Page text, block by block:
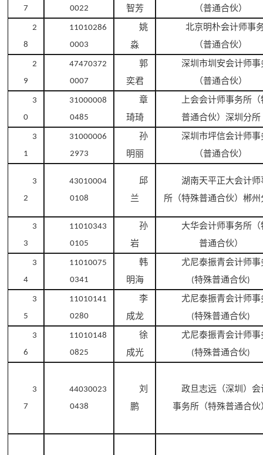
7
0022
智芳
（普通合伙）
2
8
11010286
0003
姚
淼
北京明朴会计师事
（普通合伙）
2
9
47470372
0007
郭
奕君
深圳市圳安会计师事
（普通合伙）
3
0
31000008
0485
章
琦琦
上会会计师事务所
普通合伙）深圳分所
3
1
31000006
2973
孙
明丽
深圳市坪信会计师事
（普通合伙）
3
2
43010004
0108
邱
兰
湖南天平正大会计师
所（特殊普通合伙）郴州
3
3
11010343
0105
孙
岩
大华会计师事务所（
普通合伙）
3
4
11010075
0341
韩
明海
尤尼泰振青会计师事
(特殊普通合伙)
3
5
11010141
0280
李
成龙
尤尼泰振青会计师事
(特殊普通合伙)
3
6
11010148
0825
徐
成光
尤尼泰振青会计师事
(特殊普通合伙)
3
7
44030023
0438
刘
鹏
政旦志远（深圳）会
事务所（特殊普通合伙